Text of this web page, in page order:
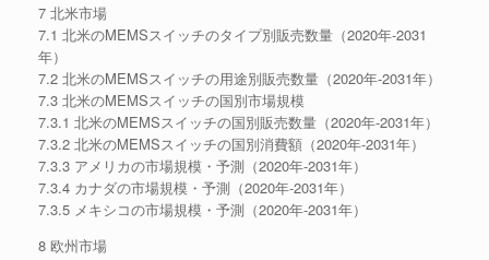
7 北米市場
7.1 北米のMEMSスイッチのタイプ別販売数量（2020年-2031
年）
7.2 北米のMEMSスイッチの用途別販売数量（2020年-2031年）
7.3 北米のMEMSスイッチの国別市場規模
7.3.1 北米のMEMSスイッチの国別販売数量（2020年-2031年）
7.3.2 北米のMEMSスイッチの国別消費額（2020年-2031年）
7.3.3 アメリカの市場規模・予測（2020年-2031年）
7.3.4 カナダの市場規模・予測（2020年-2031年）
7.3.5 メキシコの市場規模・予測（2020年-2031年）
8 欧州市場